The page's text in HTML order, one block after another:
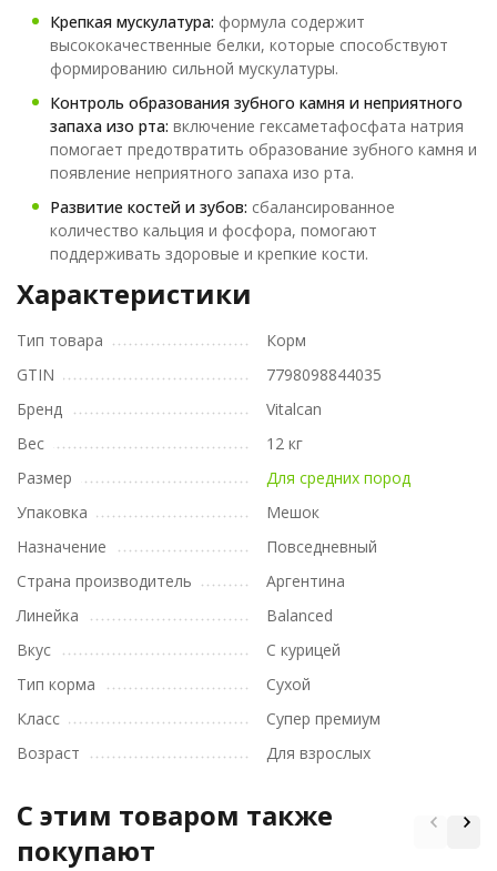
Крепкая мускулатура: формула содержит
высококачественные белки, которые способствуют
формированию сильной мускулатуры.
Контроль образования зубного камня и неприятного
запаха изо рта: включение гексаметафосфата натрия
помогает предотвратить образование зубного камня и
появление неприятного запаха изо рта.
Развитие костей и зубов: сбалансированное
количество кальция и фосфора, помогают
поддерживать здоровые и крепкие кости.
Характеристики
Тип товара
Корм
GTIN
7798098844035
Бренд
Vitalcan
Вес
12 кг
Размер
Для средних пород
Упаковка
Мешок
Назначение
Повседневный
Страна производитель
Аргентина
Линейка
Balanced
Вкус
С курицей
Тип корма
Сухой
Класс
Супер премиум
Возраст
Для взрослых
C этим товаром также
покупают